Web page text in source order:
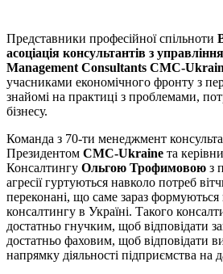
Представники професійної спільноти
асоціація консультантів з управління
Management Consultants CMC-
учасниками економічного фронту з
знайомі на практиці з проблемами,
бізнесу.
Команда з 70-ти менеджмент
Президентом CMC-Ukraine та
Консалтингу Ольгою Трофимовою з
агресії гуртуються навколо потреб
переконані, що саме зараз формуються
консалтингу в Україні. Такого
достатньо гнучким, щоб відповідати
достатньо фаховим, щоб відповідати
напрямку діяльності підприємства на